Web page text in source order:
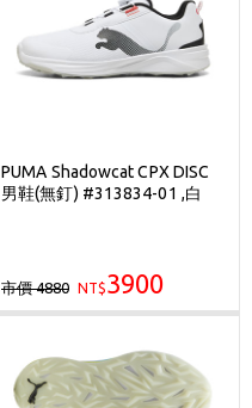
PUMA Shadowcat CPX DISC
男鞋(無釘) #313834-01 ,白
市價 4880 NT$3900